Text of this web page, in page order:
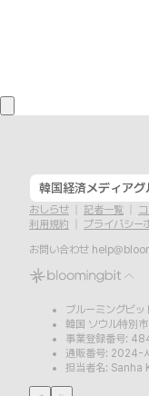
韓国経済メディアグ
おしらせ 記者一覧
利用規約
プライバシー
お問い合わせ
ブルーミングビッ
韓国 ソウル特別
事業登録番号:
通販番号: 2024-
担当者名: Sanha